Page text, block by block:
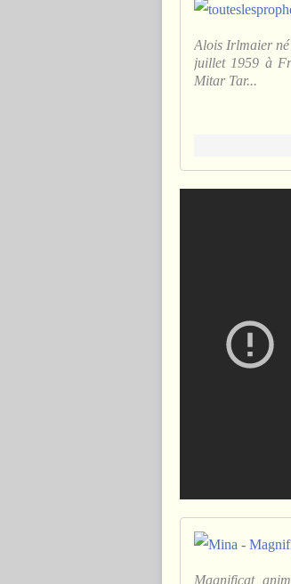
Alois Irlmaier né
juillet 1959 à
Mitar Tar...
Magnificat